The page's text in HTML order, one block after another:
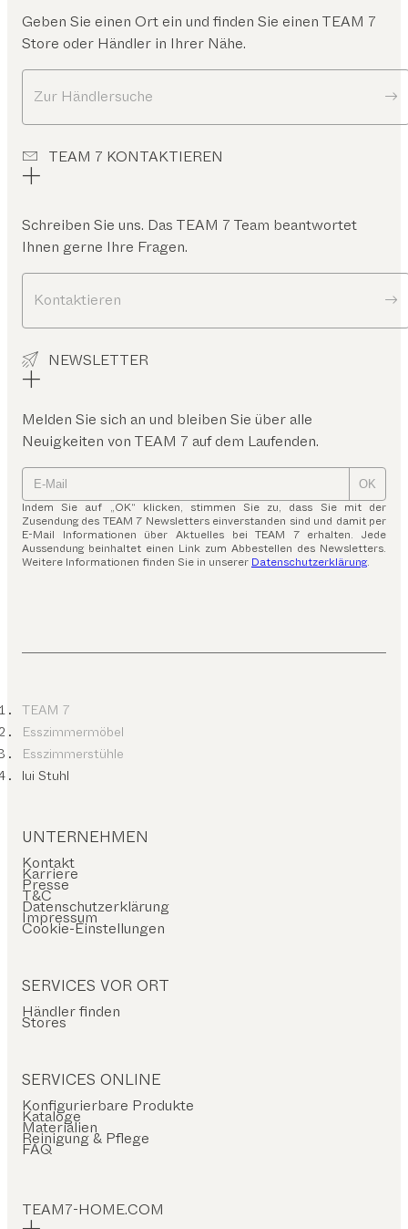
Geben Sie einen Ort ein und finden Sie einen TEAM 7
Store oder Händler in Ihrer Nähe.
Zur Händlersuche
TEAM 7 KONTAKTIEREN
Schreiben Sie uns. Das TEAM 7 Team beantwortet
Ihnen gerne Ihre Fragen.
Kontaktieren
NEWSLETTER
Melden Sie sich an und bleiben Sie über alle
Neuigkeiten von TEAM 7 auf dem Laufenden.
OK
Indem Sie auf „OK“ klicken, stimmen Sie zu, dass Sie mit der
Zusendung des TEAM 7 Newsletters einverstanden sind und damit per
E-Mail Informationen über Aktuelles bei TEAM 7 erhalten. Jede
Aussendung beinhaltet einen Link zum Abbestellen des Newsletters.
Weitere Informationen finden Sie in unserer Datenschutzerklärung.
TEAM 7
Esszimmermöbel
Esszimmerstühle
lui Stuhl
UNTERNEHMEN
Kontakt
Karriere
Presse
T&C
Datenschutzerklärung
Impressum
Cookie-Einstellungen
SERVICES VOR ORT
Händler finden
Stores
SERVICES ONLINE
Konfigurierbare Produkte
Kataloge
Materialien
Reinigung & Pflege
FAQ
TEAM7-HOME.COM